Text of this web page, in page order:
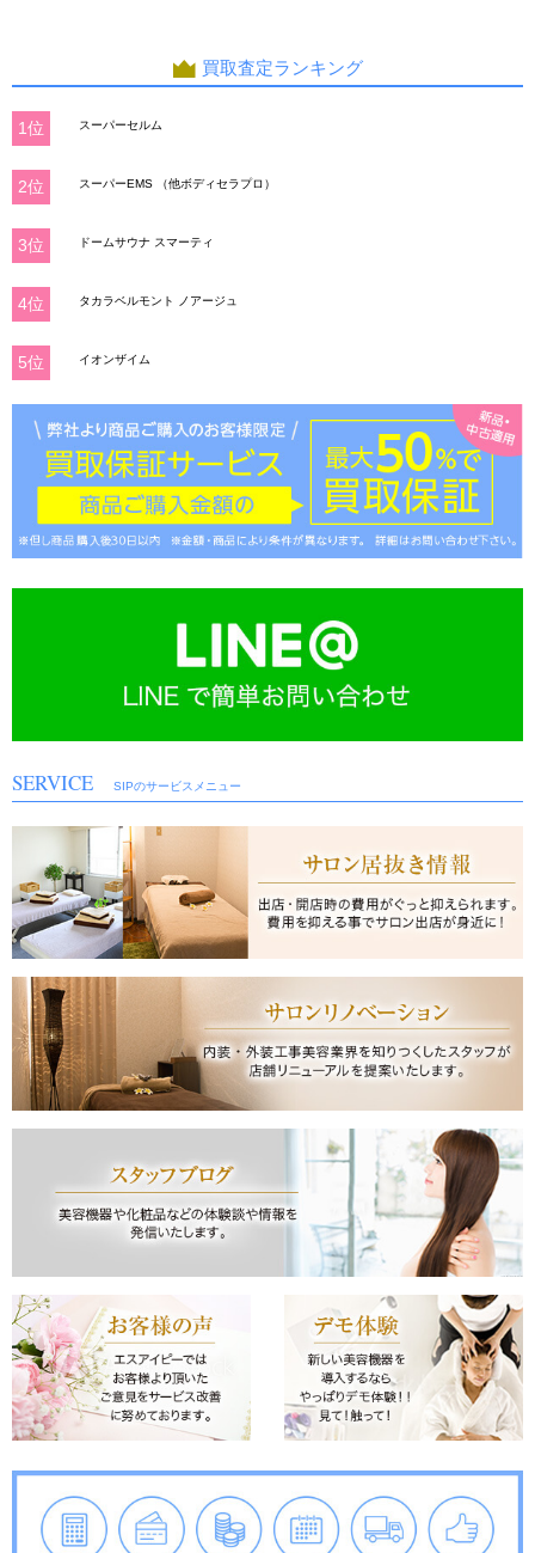
②タキガワ GR-1（美顔器）/ ふんわりしたスチームが心地良い多機能スチーマーが
入荷しました！
商品の詳細はお気軽にお問い合わせ下さい。ご利用お待ちしております!
①滝川 美容ライト脱毛器 ルテラ / ランプ残がたっぷり残った脱毛＆フォトフェイ
シャルマシン 美品です！
2020年9月16日
商品の詳細はお気軽にお問い合わせ下さい。ご利用お待ちしております!
2020年8月19日
①タカラベルモント ノアージュLIP（美顔器）/ ふんわりしたスチームが心地良い。
②ドクターリセラ メディカルダームEX（美顔器）/ リセラのピーリングマシンが入
荷しました！早い者勝ちです。
③DR.リセラ 毛穴リメイクプロⅡ（美顔器）/ エレクトロクレンジングの毛穴洗浄が
大人気 ドクターリセラの美顔器が入荷
商品の詳細はお気軽にお問い合わせ下さい。ご利用お待ちしております!
2020年8月3日 夏季休業日のご案内
中古美容機器 入荷しました！
①スーパーEMS（痩身機器）/ ベストセラーのEMSマシンが入荷しました！早い者勝
ちですお早めにご検討ください。
商品の詳細はお気軽にお問い合わせ下さい。ご利用お待ちしております！
②セラピムボディE8（痩身機器）/ テクノリンク社の本格派EMSが入荷しました。
2020年4月23日 ゴールデンウイーク期間中のご案内
ゴールデンウイークは4月29日（水）～5月6日（水）まで休業となります。
2020年3月17日
中古美容機器 入荷しました！
①PRセル（痩身機器）/ 筋膜リリースで話題のPRセルが入荷しました。
商品の詳細はお気軽にお問い合わせ下さい。ご利用お待ちしております！
2020年2月29日
中古美容機器 入荷しました！
①ハイパーナイフ（痩身機器）/ 人気のハイパーナイフが入荷しました！早い者勝ちで
すお早めにご検討ください。
②ハイパーウェーブ（痩身機器）/ ハイパーナイフシリーズのEMSマシンが入荷しまし
た！早い者勝ちです。
商品の詳細はお気軽にお問い合わせ下さい。ご利用お待ちしております！
①ハイパーナイフ（痩身機器）/ 人気のハイパーナイフが入荷しました！早い者勝ちで
すお早めにご検討ください。
商品の詳細はお気軽にお問い合わせ下さい。ご利用お待ちしております！
①タカラベルモント ラルジュF（美顔器）/ 人気の多機能美顔器です。2台入荷しまし
た。
商品の詳細はお気軽にお問い合わせ下さい。ご利用お待ちしております！
2020年1月9日
中古美容機器 入荷しました！
①アイクリア（美顔器）/ アクネケアが好評のハイスペックフェイシャルマシンが入
荷！
商品の詳細はお気軽にお問い合わせ下さい。ご利用お待ちしております!
2019年12月20日 年末年始休暇のご案内
から通常通り営業させていただきます。
買取査定ランキング
1位 スーパーセルム
2位 スーパーEMS （他ボディセラプロ）
3位 ドームサウナ スマーティ
4位 タカラベルモント ノアージュ
5位 イオンザイム
SERVICE SIPのサービスメニュー